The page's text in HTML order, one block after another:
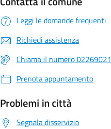
Leggi le domande frequenti
Richiedi assistenza
Chiama il numero 02269021
Prenota appuntamento
Problemi in città
Segnala disservizio